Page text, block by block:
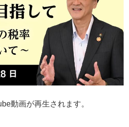
動画が再生されます。